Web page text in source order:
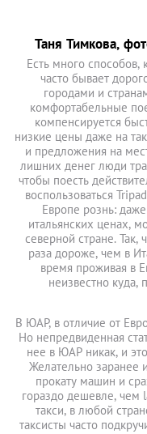
Таня Тимкова,
Есть много способов,
часто бывает
городами и
комфортабельные
компенсируется
низкие цены даже на
и предложения на
лишних денег люди
чтобы поесть
воспользоваться
Европе рознь:
итальянских ценах,
северной стране. Так,
раза дороже, чем в
время проживая в
неизвестно куда,
В ЮАР, в отличие от
Но непредвиденная
нее в ЮАР никак, и
Желательно заранее
прокату машин и
гораздо дешевле, чем
такси, в любой
таксисты часто